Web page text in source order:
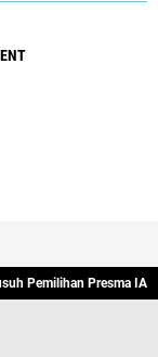
Pemilihan Presma